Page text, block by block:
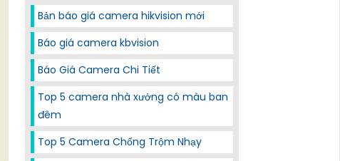
Bản báo giá camera hikvision mới
Báo giá camera kbvision
Báo Giá Camera Chi Tiết
Top 5 camera nhà xưởng có màu ban
đêm
Top 5 Camera Chống Trộm Nhạy